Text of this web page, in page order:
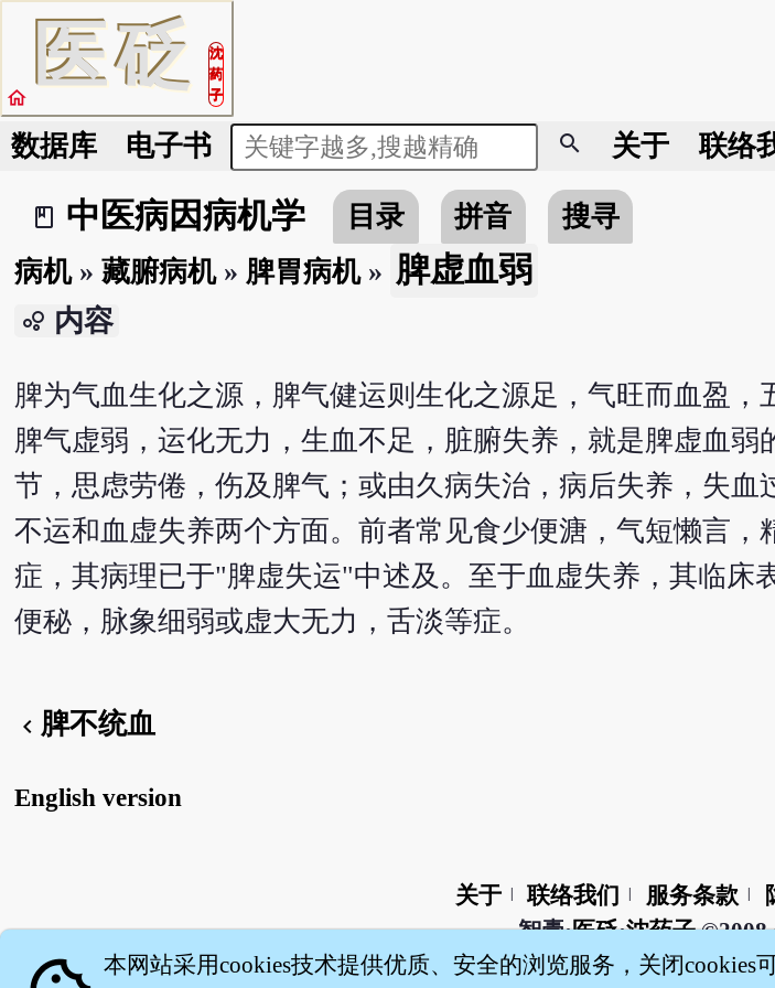
医砭
沈
药
子
home
数据库 电子书 search 关于 联络
book_2
中医病因病机学 目录 拼音
搜寻
病机» 藏腑病机» 脾胃病机» 脾虚血弱
bubble_chart 内容
脾为气血生化之源，脾气健运则生化之源足，气旺而血盈
脾气虚弱，运化无力，生血不足，脏腑失养，就是脾虚血弱
节，思虑劳倦，伤及脾气；或由久病失治，病后失养，失血
不运和血虚失养两个方面。前者常见食少便溏，气短懒言，
症，其病理已于"脾虚失运"中述及。至于血虚失养，其临床
便秘，脉象细弱或虚大无力，舌淡等症。
chevron_left 脾不统血
English version
关于 联络我们 服务条款
智橐·医砭·沈药子©2008
本网站采用cookies技术提供优质、安全的浏览服务，关闭cookies